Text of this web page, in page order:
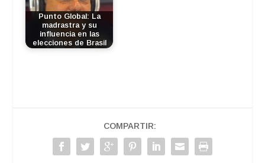
Punto Global: La
madrastra y su
influencia en las
elecciones de Brasil
COMPARTIR: